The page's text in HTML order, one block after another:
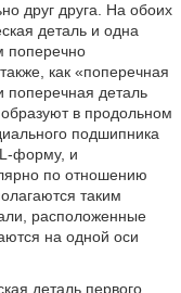
друг друга. На обоих
деталь и одна
поперечно
как «поперечная
поперечная деталь
в продольном
подшипника
L-форму, и
по отношению
таким
расположенные
на одной оси
деталь первого